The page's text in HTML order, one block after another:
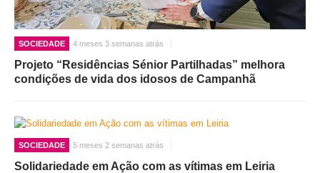
SOCIEDADE 4 meses 3 semanas atrás
Projeto “Residências Sénior Partilhadas” melhora
condições de vida dos idosos de Campanhã
SOCIEDADE 5 meses 2 semanas atrás
Solidariedade em Ação com as vítimas em Leiria